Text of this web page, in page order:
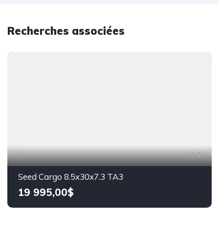
Recherches associées
1
Seed Cargo 8.5x30x7.3 TA3
19 995,00$